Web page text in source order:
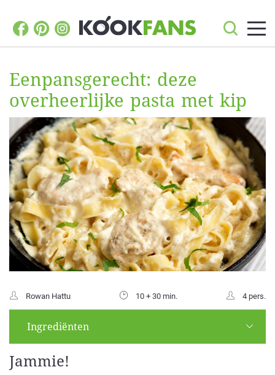
Eenpansgerecht: deze
overheerlijke pasta met kip
Rowan Hattu 10 + 30 min. 4 pers.
Ingrediënten
Jammie!